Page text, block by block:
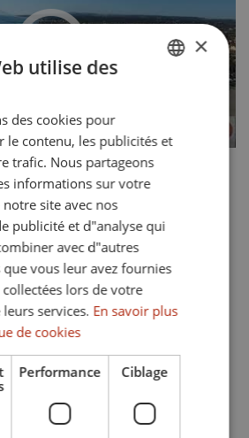
×
utilise des
des cookies pour
le contenu, les publicités et
trafic. Nous partageons
informations sur votre
site avec nos
publicité et d"analyse qui
avec d"autres
vous leur avez fournies
lors de votre
services. En savoir plus
de cookies
Performance Ciblage